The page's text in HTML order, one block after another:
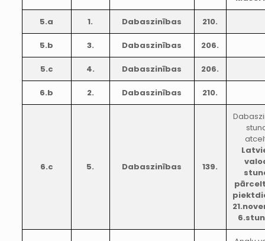
5.a 1. Dabaszinības 210.
5.b 3. Dabaszinības 206.
5.c 4. Dabaszinības 206.
6.b 2. Dabaszinības 210.
6.c 5. Dabaszinības 139.